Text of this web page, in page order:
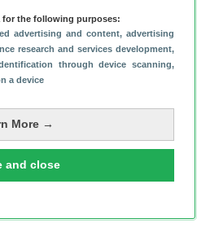
for the following purposes:
advertising and content, advertising
research and services development,
through device scanning,
a device
More →
and close
Samsung Galaxy S21
S21 review-update
over de Samsung
S21 op de markt?